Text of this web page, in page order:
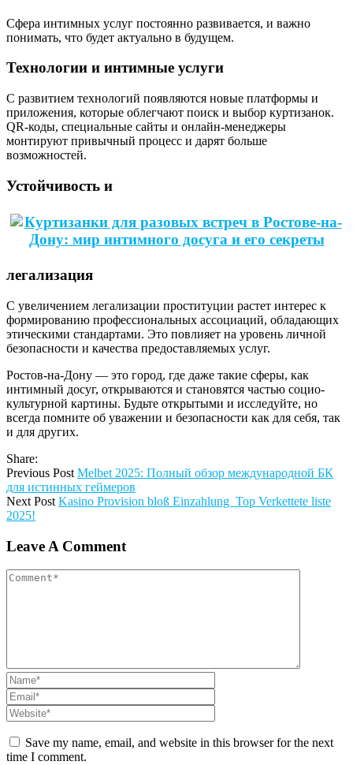
Сфера интимных услуг постоянно развивается, и важно
понимать, что будет актуально в будущем.
Технологии и интимные услуги
С развитием технологий появляются новые платформы и
приложения, которые облегчают поиск и выбор куртизанок.
QR-коды, специальные сайты и онлайн-менеджеры
монтируют привычный процесс и дарят больше
возможностей.
Устойчивость и
легализация
С увеличением легализации проституции растет интерес к
формированию профессиональных ассоциаций, обладающих
этическими стандартами. Это повлияет на уровень личной
безопасности и качества предоставляемых услуг.
Ростов-на-Дону — это город, где даже такие сферы, как
интимный досуг, открываются и становятся частью социо-
культурной картины. Будьте открытыми и исследуйте, но
всегда помните об уважении и безопасности как для себя, так
и для других.
Share:
Previous Post Melbet 2025: Полный обзор международной БК
для истинных геймеров
Next Post Kasino Provision bloß Einzahlung ️ Top Verkettete liste
2025!
Leave A Comment
Save my name, email, and website in this browser for the next
time I comment.